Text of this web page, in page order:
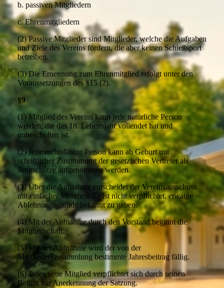
b. passiven Mitgliedern
c. Ehrenmitgliedern
(2) Passive Mitglieder sind Mitglieder, welche die Aufgaben
und Ziele des Vereins fördern, die aber keinen Schießsport
betreiben.
(3) Die Ernennung zum Ehrenmitglied erfolgt unter den
Voraussetzungen des §15 (2).
§9
(1) Mitglied des Vereins kann jede natürliche Person
werden, die das 18. Lebensjahr vollendet hat und
unbescholten ist.
(2) Jede rechtsfähige Person kann ab Geburt mit
schriftlicher Zustimmung der gesetzlichen Vertreter als
Jungschütze aufgenommen werden.
(3) Über die Aufnahme entscheidet der Vereinsausschuss
mit einfacher Mehrheit. Er ist nicht verpflichtet, etwaige
Ablehnungsgründe bekannt zu geben.
(4) Mit der Aufnahme durch den Vorstand beginnt die
Mitgliedschaft.
(5) Mit der Aufnahme wird der von der
Mitgliederversammlung bestimmte Jahresbeitrag fällig.
(6) Jedes neue Mitglied verpflichtet sich durch seinen
Beitritt zur Anerkennung der Satzung.